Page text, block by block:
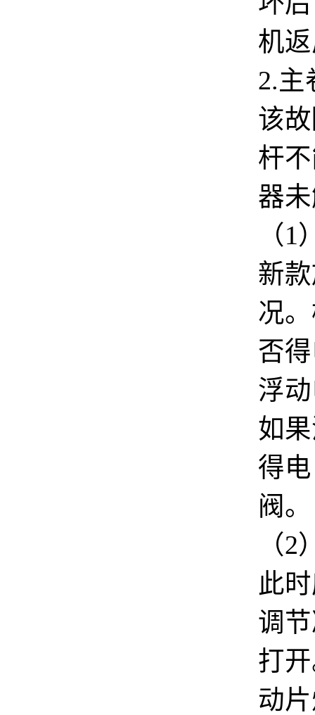
机
2.主
该
杆
器
（1
新
况
否
浮
如
得
阀。
（2
此
调
打
动